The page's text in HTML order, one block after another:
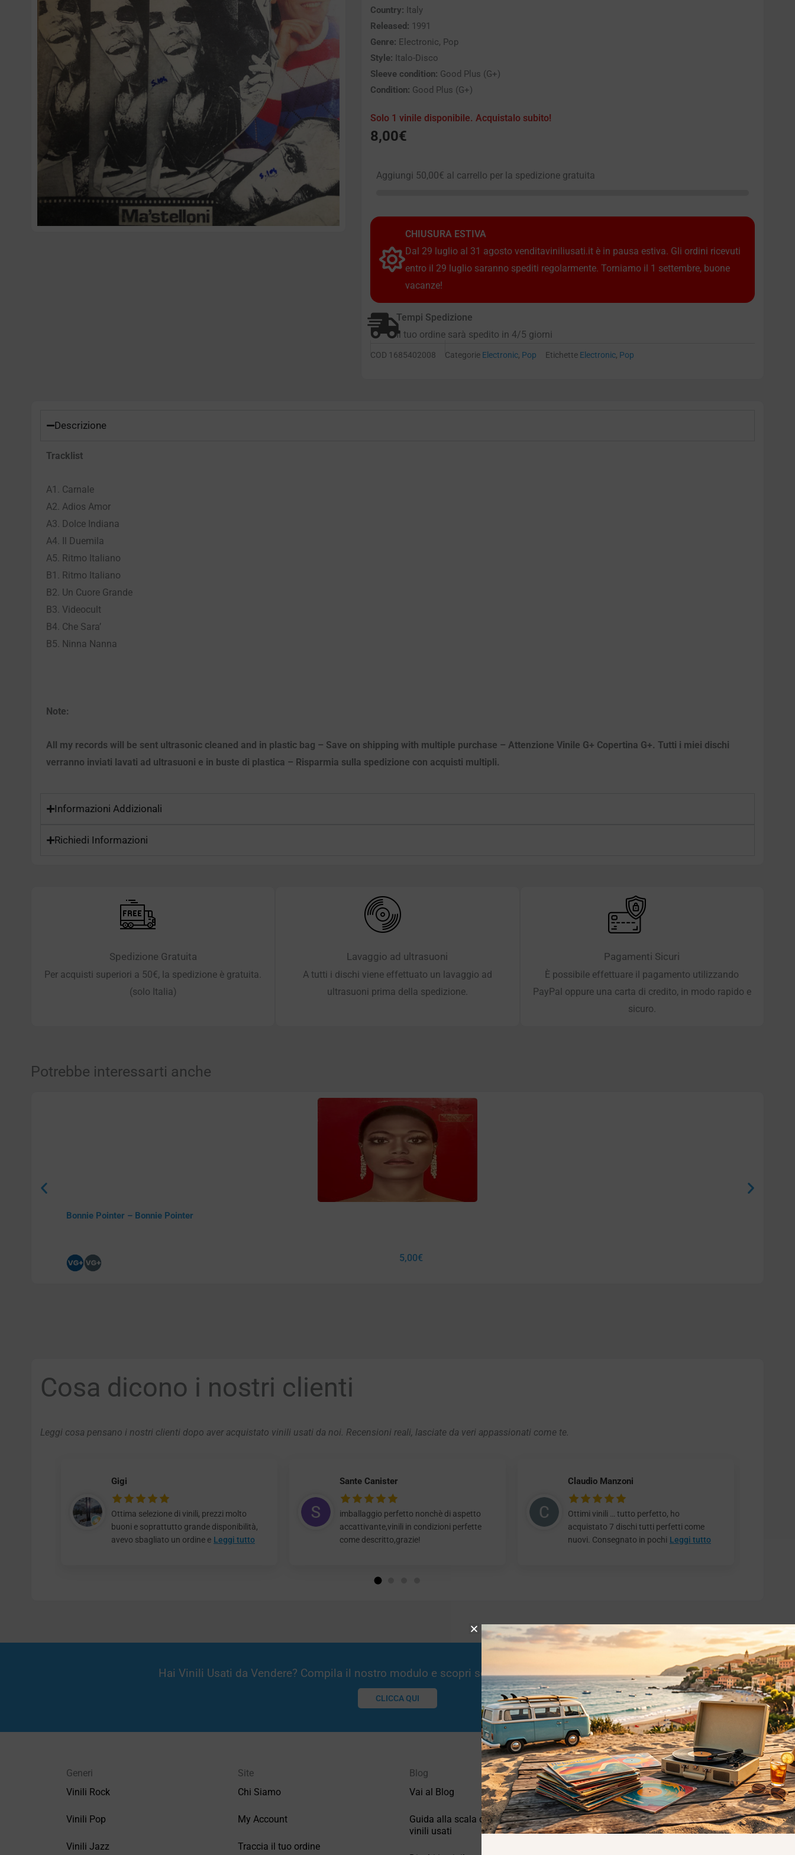
Country: Italy
Released: 1991
Genre: Electronic, Pop
Style: Italo-Disco
Sleeve condition: Good Plus (G+)
Condition: Good Plus (G+)
Solo 1 vinile disponibile. Acquistalo subito!
8,00€
Aggiungi 50,00€ al carrello per la spedizione gratuita
CHIUSURA ESTIVA
Dal 29 luglio al 31 agosto venditaviniliusati.it è in pausa estiva. Gli ordini ricevuti
entro il 29 luglio saranno spediti regolarmente. Torniamo il 1 settembre, buone
vacanze!
Tempi Spedizione
Il tuo ordine sarà spedito in 4/5 giorni
COD 1685402008 Categorie Electronic, Pop Etichette Electronic, Pop
Descrizione
Tracklist
A1. Carnale
A2. Adios Amor
A3. Dolce Indiana
A4. Il Duemila
A5. Ritmo Italiano
B1. Ritmo Italiano
B2. Un Cuore Grande
B3. Videocult
B4. Che Sara’
B5. Ninna Nanna
Note:
All my records will be sent ultrasonic cleaned and in plastic bag – Save on shipping with multiple purchase – Attenzione Vinile G+ Copertina G+. Tutti i miei dischi
verranno inviati lavati ad ultrasuoni e in buste di plastica – Risparmia sulla spedizione con acquisti multipli.
Informazioni Addizionali
Richiedi Informazioni
Spedizione Gratuita
Per acquisti superiori a 50€, la spedizione è gratuita.
(solo Italia)
Lavaggio ad ultrasuoni
A tutti i dischi viene effettuato un lavaggio ad
ultrasuoni prima della spedizione.
Pagamenti Sicuri
È possibile effettuare il pagamento utilizzando
PayPal oppure una carta di credito, in modo rapido e
sicuro.
Potrebbe interessarti anche
Bonnie Pointer – Bonnie Pointer
5,00€
Cosa dicono i nostri clienti
Leggi cosa pensano i nostri clienti dopo aver acquistato vinili usati da noi. Recensioni reali, lasciate da veri appassionati come te.
Gigi
Ottima selezione di vinili, prezzi molto
buoni e soprattutto grande disponibilità,
avevo sbagliato un ordine e Leggi tutto
Sante Canister
imballaggio perfetto nonchè di aspetto
accattivante,vinili in condizioni perfette
come descritto,grazie!
Claudio Manzoni
Ottimi vinili … tutto perfetto, ho
acquistato 7 dischi tutti perfetti come
nuovi. Consegnato in pochi Leggi tutto
Hai Vinili Usati da Vendere? Compila il nostro modulo e scopri se potremmo essere interessati!
CLICCA QUI
Generi
Vinili Rock
Vinili Pop
Vinili Jazz
Site
Chi Siamo
My Account
Traccia il tuo ordine
Blog
Vai al Blog
Guida alla scala di valutazione dei
vinili usati
Privacy
Privacy Policy
Cookie Policy (UE)